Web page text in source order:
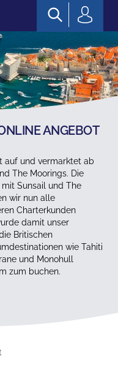
ANGEBOT
auf und vermarktet ab
The Moorings. Die
Sunsail und The
wir nun alle
Charterkunden
damit unser
Britischen
wie Tahiti
und Monohull
zum buchen.